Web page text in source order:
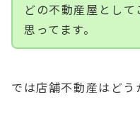
どの不動産屋として
思ってます。
では店舗不動産はどう